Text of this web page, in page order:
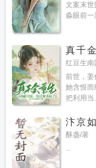
文案末世
淼眼前一
真千
红豆生南
前世，姜
她含恨而
把利用当
汴京
酥盏/著
...